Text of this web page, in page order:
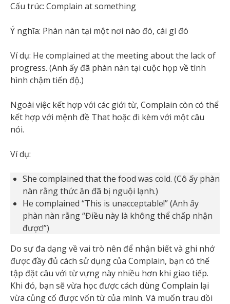
Cấu trúc: Complain at something
Ý nghĩa: Phàn nàn tại một nơi nào đó, cái gì đó
Ví dụ: He complained at the meeting about the lack of
progress. (Anh ấy đã phàn nàn tại cuộc họp về tình
hình chậm tiến độ.)
Ngoài việc kết hợp với các giới từ, Complain còn có thể
kết hợp với mệnh đề That hoặc đi kèm với một câu
nói.
Ví dụ:
She complained that the food was cold. (Cô ấy phàn
nàn rằng thức ăn đã bị nguội lạnh.)
He complained “This is unacceptable!” (Anh ấy
phàn nàn rằng “Điều này là không thể chấp nhận
được!”)
Do sự đa dạng về vai trò nên để nhận biết và ghi nhớ
được đầy đủ cách sử dụng của Complain, bạn có thể
tập đặt câu với từ vựng này nhiều hơn khi giao tiếp.
Khi đó, bạn sẽ vừa học được cách dùng Complain lại
vừa củng cố được vốn từ của mình. Và muốn trau dồi